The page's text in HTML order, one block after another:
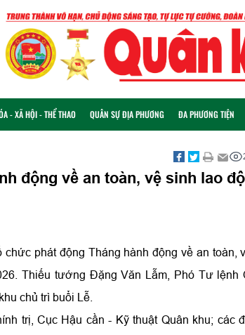
- XÃ HỘI - THỂ THAO QUÂN SỰ ĐỊA PHƯƠNG ĐA PHƯƠNG TIỆN
động về an toàn, vệ sinh lao
phát động Tháng hành động về an toàn,
Thiếu tướng Đặng Văn Lẫm, Phó Tư lệnh
chủ trì buổi Lễ.
trị, Cục Hậu cần - Kỹ thuật Quân khu; các